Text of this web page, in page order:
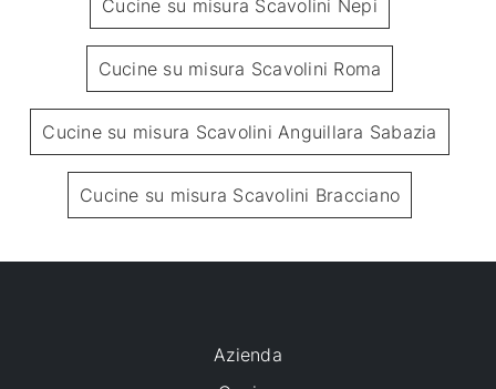
Cucine su misura Scavolini Nepi
Cucine su misura Scavolini Roma
Cucine su misura Scavolini Anguillara Sabazia
Cucine su misura Scavolini Bracciano
Azienda